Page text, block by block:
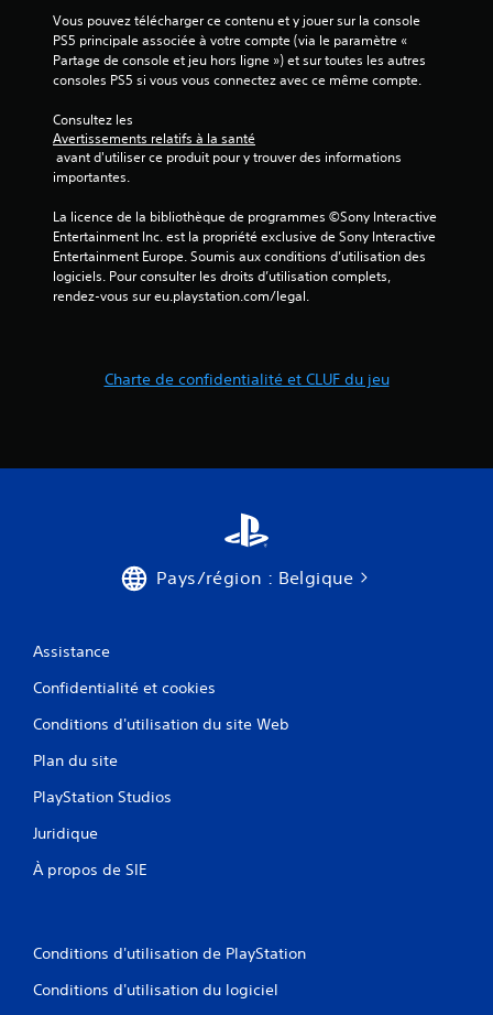
c
k
s
v
u
s
s
o
t
p
r
o
p
s
J
l
e
s
o
a
e
s
d
t
Vous pouvez télécharger ce contenu et y jouer sur la console
PS5 principale associée à votre compte (via le paramètre «
Partage de console et jeu hors ligne ») et sur toutes les autres
consoles PS5 si vous vous connectez avec ce même compte.
Consultez les
Avertissements relatifs à la santé
importantes.
La licence de la bibliothèque de programmes ©Sony Interactive
Entertainment Inc. est la propriété exclusive de Sony Interactive
Entertainment Europe. Soumis aux conditions d’utilisation des
logiciels. Pour consulter les droits d’utilisation complets,
rendez-vous sur eu.playstation.com/legal.
Charte de confidentialité et CLUF du jeu
Pays/région : Belgique
Assistance
Confidentialité et cookies
Conditions d'utilisation du site Web
Plan du site
PlayStation Studios
Juridique
À propos de SIE
Conditions d'utilisation de PlayStation
Conditions d'utilisation du logiciel